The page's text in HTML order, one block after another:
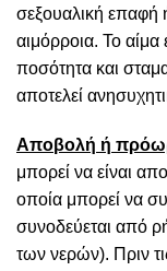
σεξουαλική επαφή
αιμόρροια. Το
ποσότητα και
αποτελεί
Αποβολή ή
μπορεί να είναι
οποία μπορεί να
συνοδεύεται από
των νερών). Πριν